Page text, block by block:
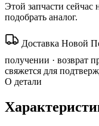
Этой запчасти
подобрать аналог.
Доставка Новой
получении · возврат
свяжется для
О детали